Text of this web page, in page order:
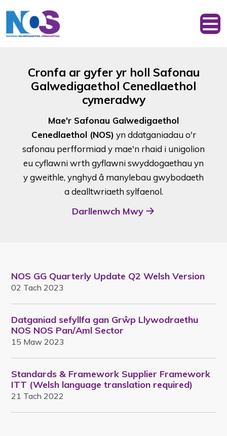
Cronfa ar gyfer yr holl Safonau
Galwedigaethol Cenedlaethol
cymeradwy
Mae'r Safonau Galwedigaethol
Cenedlaethol (NOS) yn ddatganiadau o'r
safonau perfformiad y mae'n rhaid i unigolion
eu cyflawni wrth gyflawni swyddogaethau yn
y gweithle, ynghyd â manylebau gwybodaeth
a dealltwriaeth sylfaenol.
Darllenwch Mwy
NOS GG Quarterly Update Q2 Welsh Version
02 Tach 2023
Datganiad sefyllfa gan Grŵp Llywodraethu
NOS NOS Pan/Aml Sector
15 Maw 2023
Standards & Framework Supplier Framework
ITT (Welsh language translation required)
21 Tach 2022